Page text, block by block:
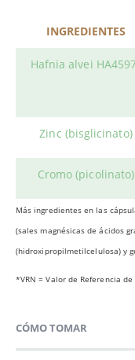
INGREDIENTES
Hafnia alvei
Zinc (bisglicinato)
Cromo (picolinato)
Más ingredientes en las
(sales magnésicas de ácidos
(hidroxipropilmetilcelulosa) y
*VRN = Valor de Referencia
CÓMO TOMAR